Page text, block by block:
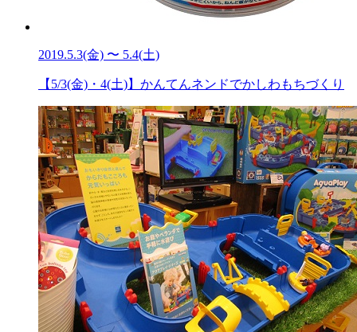
2019.5.3(金) 〜 5.4(土)
【5/3(金)・4(土)】かんてんネンドでかしわもちづくり